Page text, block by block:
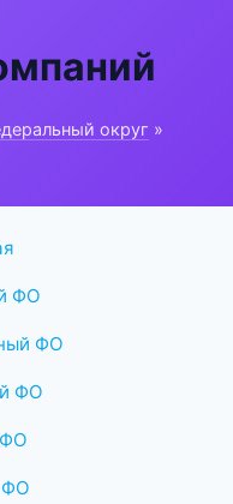
округ »
ФО
ФО
ФО
ФО
ФО